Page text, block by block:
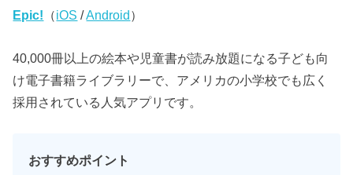
Epic! （iOS /Android ）
40,000冊以上の絵本や児童書が読み放題になる子ども向
け電子書籍ライブラリーで、アメリカの小学校でも広く
採用されている人気アプリです。
おすすめポイント